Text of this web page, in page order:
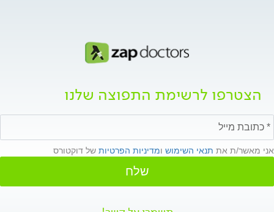
הצטרפו לרשימת התפוצה שלנו
אני מאשר/ת את תנאי השימוש ומדיניות הפרטיות של דוקטורס
שלח